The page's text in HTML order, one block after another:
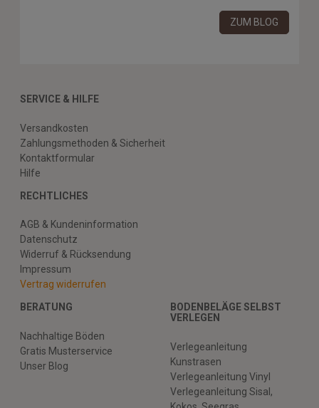
ZUM BLOG
SERVICE & HILFE
Versandkosten
Zahlungsmethoden & Sicherheit
Kontaktformular
Hilfe
RECHTLICHES
AGB & Kundeninformation
Datenschutz
Widerruf & Rücksendung
Impressum
Vertrag widerrufen
BERATUNG
Nachhaltige Böden
Gratis Musterservice
Unser Blog
BODENBELÄGE SELBST
VERLEGEN
Verlegeanleitung
Kunstrasen
Verlegeanleitung Vinyl
Verlegeanleitung Sisal,